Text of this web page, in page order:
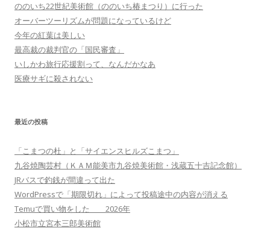
ののいち22世紀美術館（ののいち椿まつり）に行った
オーバーツーリズムが問題になっているけど
今年の紅葉は美しい
最高裁の裁判官の「国民審査」
いしかわ旅行応援割って、なんだかなあ
医療サギに殺されない
最近の投稿
「こまつの杜」と「サイエンスヒルズこまつ」
九谷焼陶芸村（ＫＡＭ能美市九谷焼美術館・浅蔵五十吉記念館）
JRバスで釣銭が間違って出た
WordPressで「期限切れ」によって投稿途中の内容が消える
Temuで買い物をした 2026年
小松市立宮本三郎美術館